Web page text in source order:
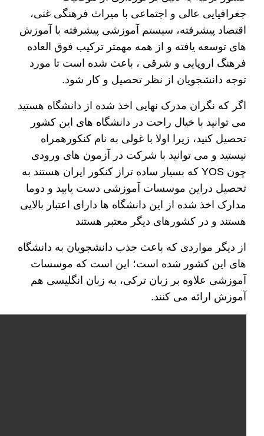
جغرافیایی عالی و اجتماعی با میراث فرهنگی غنی،
اقتصاد پیشرفته، سیستم آموزشی پیشرفته با آموزش
های توسعه یافته و از همه مهمتر ترکیب فوق العاده
فرهنگ اروپایی و شرقی ، باعث شده است تا مورد
توجه دانشجویان از نظر تحصیل و کار شود.
اگر که نگران مدرک نهایی اخذ شده از دانشگاه هستید
می توانید با خیال راحت در دانشگاه های این کشور
تحصیل کنید، زیرا اولا با غولی به نام کنکورهمراه
نیستید و می توانید با شرکت در آزمون های ورودی
چون YOS که بسیار ساده تراز کنکور ایران هستند به
تحصیل دراین موسسات آموزشی دست یابید و دوما
مدارک اخذ شده از این دانشگاه ها دارای اعتبار بالایی
هستند و در کشورهای دیگر معتبر هستند
از دیگر مواردی که باعث جذب دانشجویان به دانشگاه
های این کشور شده است؛ این است که موسسات
آموزشی علاوه بر زبان ترکی، به زبان انگلیسی هم
آموزش ارائه می کنند.